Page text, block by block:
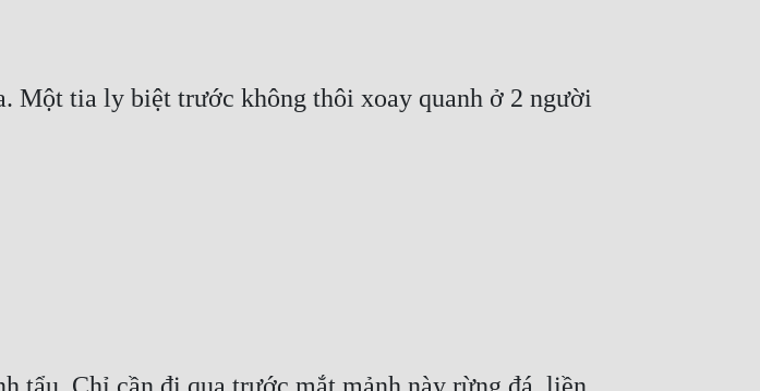
Một tia ly biệt trước không thôi xoay quanh ở 2 người